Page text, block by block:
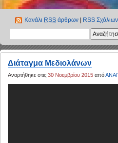
Κανάλι RSS άρθρων RSS Σχόλιων
Διάταγμα Μεδιολάνων
Αναρτήθηκε στις 30 Νοεμβρίου 2015 από